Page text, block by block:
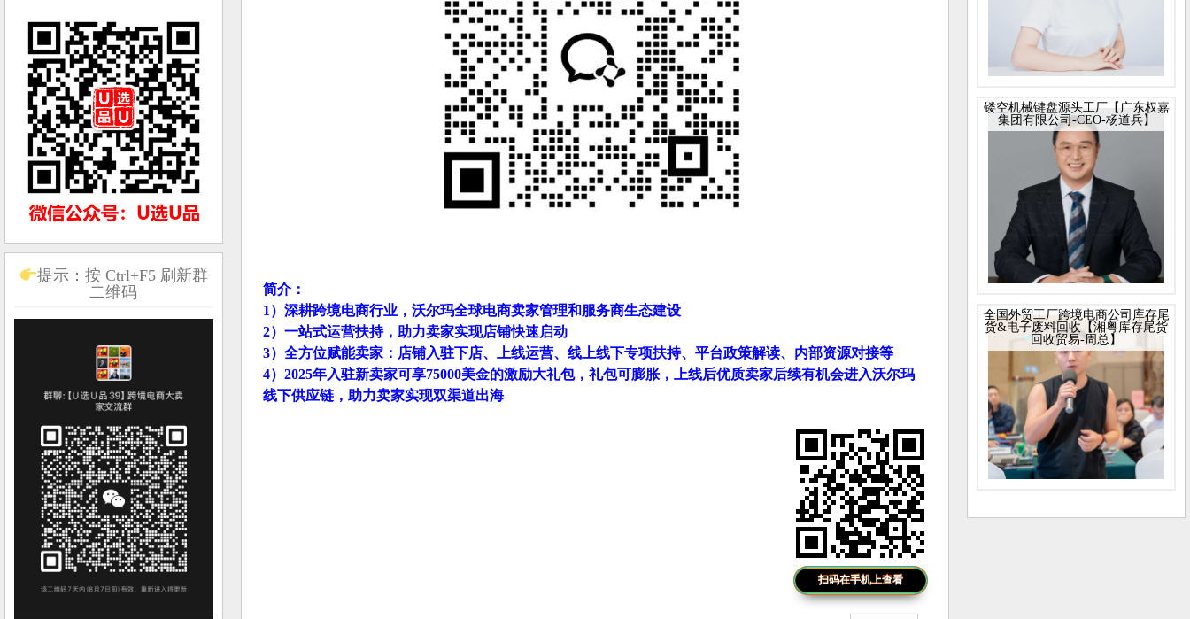
简介：
1）深耕跨境电商行业，沃尔玛全球电商卖家管理和服务商生态建设
2）一站式运营扶持，助力卖家实现店铺快速启动
3）全方位赋能卖家：店铺入驻下店、上线运营、线上线下专项扶持、平台政策解读、内部资源对接等
4）2025年入驻新卖家可享75000美金的激励大礼包，礼包可膨胀，上线后优质卖家后续有机会进入沃尔玛
线下供应链，助力卖家实现双渠道出海
扫码在手机上查看
提示：按 Ctrl+F5 刷新群
二维码
镂空机械键盘源头工厂【广东权嘉
集团有限公司-CEO-杨道兵】
全国外贸工厂跨境电商公司库存尾
货&电子废料回收【湘粤库存尾货
回收贸易-周总】